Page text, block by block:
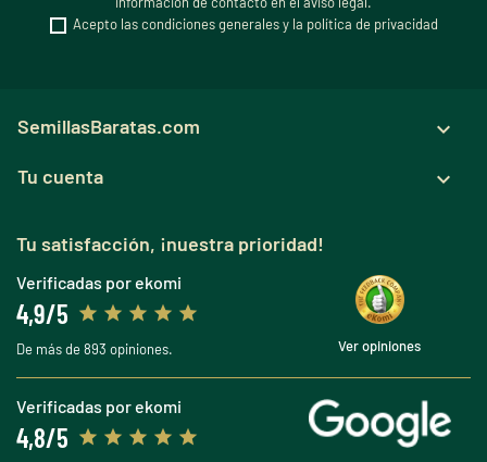
Acepto las condiciones generales y la política de privacidad
SemillasBaratas.com 
Tu cuenta 
Tu satisfacción, ¡nuestra prioridad!
Verificadas por ekomi
4,9/5
De más de 893 opiniones. Ver opiniones
Verificadas por ekomi
4,8/5